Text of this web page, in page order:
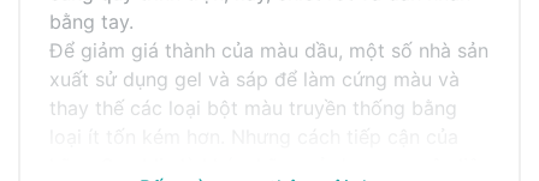
bằng tay.
Để giảm giá thành của màu dầu, một số nhà sản
xuất sử dụng gel và sáp để làm cứng màu và
thay thế các loại bột màu truyền thống bằng